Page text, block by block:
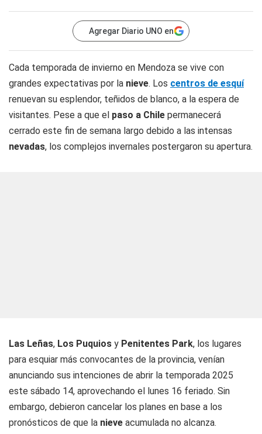
Agregar Diario UNO en
Cada temporada de invierno en Mendoza se vive con
grandes expectativas por la nieve. Los centros de esquí
renuevan su esplendor, teñidos de blanco, a la espera de
visitantes. Pese a que el paso a Chile permanecerá
cerrado este fin de semana largo debido a las intensas
nevadas, los complejos invernales postergaron su apertura.
Las Leñas, Los Puquios y Penitentes Park, los lugares
para esquiar más convocantes de la provincia, venían
anunciando sus intenciones de abrir la temporada 2025
este sábado 14, aprovechando el lunes 16 feriado. Sin
embargo, debieron cancelar los planes en base a los
pronósticos de que la nieve acumulada no alcanza.